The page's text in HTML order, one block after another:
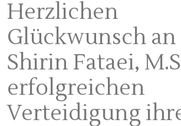
Herzlichen
Glückwunsch an
Shirin Fataei,
erfolgreichen
Verteidigung